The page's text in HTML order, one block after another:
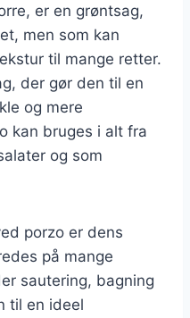
er en grøntsag,
men som kan
til mange retter.
der gør den til en
og mere
kan bruges i alt fra
og som
porzo er dens
på mange
sautering, bagning
til en ideel